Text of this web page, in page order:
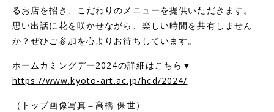
るお店を招き、こだわりのメニューを提供いただきます。
思い出話に花を咲かせながら、楽しい時間を共有しません
か？ぜひご参加を心よりお待ちしています。
ホームカミングデー2024の詳細はこちら▼
https://www.kyoto-art.ac.jp/hcd/2024/
（トップ画像写真＝高橋 保世）